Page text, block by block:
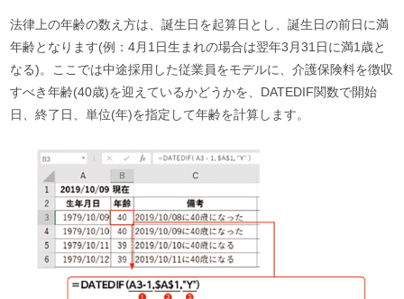
法律上の年齢の数え方は、誕生日を起算日とし、誕生日の前日に満
年齢となります(例：4月1日生まれの場合は翌年3月31日に満1歳と
なる)。ここでは中途採用した従業員をモデルに、介護保険料を徴収
すべき年齢(40歳)を迎えているかどうかを、DATEDIF関数で開始
日、終了日、単位(年)を指定して年齢を計算します。